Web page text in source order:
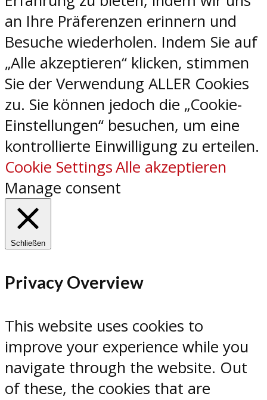
an Ihre Präferenzen erinnern und
Besuche wiederholen. Indem Sie auf
„Alle akzeptieren“ klicken, stimmen
Sie der Verwendung ALLER Cookies
zu. Sie können jedoch die „Cookie-
Einstellungen“ besuchen, um eine
kontrollierte Einwilligung zu erteilen.
Cookie SettingsAlle akzeptieren
Manage consent
Schließen
Privacy Overview
This website uses cookies to
improve your experience while you
navigate through the website. Out
of these, the cookies that are